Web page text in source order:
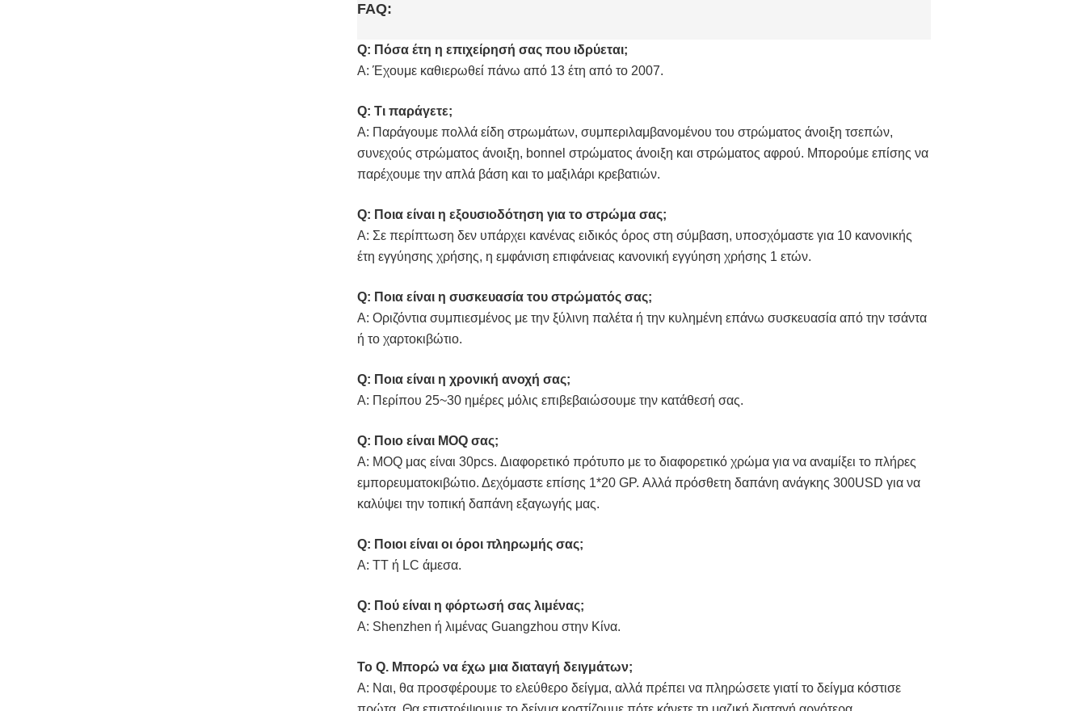
FAQ:
Q: Πόσα έτη η επιχείρησή σας που ιδρύεται;
Α: Έχουμε καθιερωθεί πάνω από 13 έτη από το 2007.
Q: Τι παράγετε;
Α: Παράγουμε πολλά είδη στρωμάτων, συμπεριλαμβανομένου του στρώματος άνοιξη τσεπών,
συνεχούς στρώματος άνοιξη, bonnel στρώματος άνοιξη και στρώματος αφρού. Μπορούμε επίσης να
παρέχουμε την απλά βάση και το μαξιλάρι κρεβατιών.
Q: Ποια είναι η εξουσιοδότηση για το στρώμα σας;
Α: Σε περίπτωση δεν υπάρχει κανένας ειδικός όρος στη σύμβαση, υποσχόμαστε για 10 κανονικής
έτη εγγύησης χρήσης, η εμφάνιση επιφάνειας κανονική εγγύηση χρήσης 1 ετών.
Q: Ποια είναι η συσκευασία του στρώματός σας;
Α: Οριζόντια συμπιεσμένος με την ξύλινη παλέτα ή την κυλημένη επάνω συσκευασία από την τσάντα
ή το χαρτοκιβώτιο.
Q: Ποια είναι η χρονική ανοχή σας;
Α: Περίπου 25~30 ημέρες μόλις επιβεβαιώσουμε την κατάθεσή σας.
Q: Ποιο είναι MOQ σας;
Α: MOQ μας είναι 30pcs. Διαφορετικό πρότυπο με το διαφορετικό χρώμα για να αναμίξει το πλήρες
εμπορευματοκιβώτιο. Δεχόμαστε επίσης 1*20 GP. Αλλά πρόσθετη δαπάνη ανάγκης 300USD για να
καλύψει την τοπική δαπάνη εξαγωγής μας.
Q: Ποιοι είναι οι όροι πληρωμής σας;
Α: TT ή LC άμεσα.
Q: Πού είναι η φόρτωσή σας λιμένας;
Α: Shenzhen ή λιμένας Guangzhou στην Κίνα.
Το Q. Μπορώ να έχω μια διαταγή δειγμάτων;
Α: Ναι, θα προσφέρουμε το ελεύθερο δείγμα, αλλά πρέπει να πληρώσετε γιατί το δείγμα κόστισε